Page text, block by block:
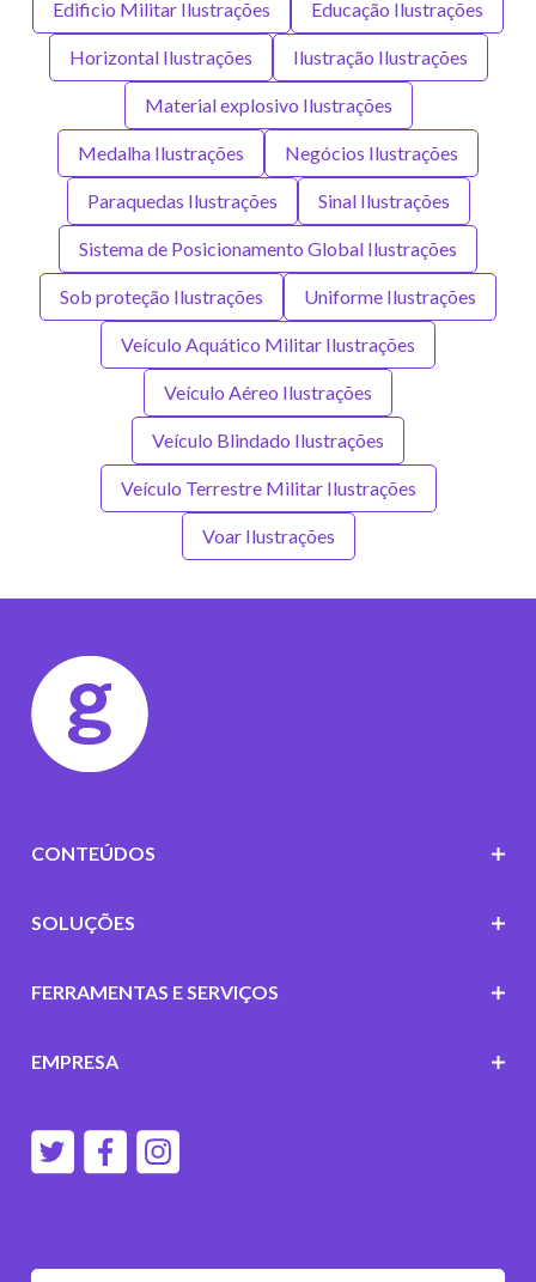
Edificio Militar Ilustrações Educação Ilustrações
Horizontal Ilustrações Ilustração Ilustrações
Material explosivo Ilustrações
Medalha Ilustrações Negócios Ilustrações
Paraquedas Ilustrações Sinal Ilustrações
Sistema de Posicionamento Global Ilustrações
Sob proteção Ilustrações Uniforme Ilustrações
Veículo Aquático Militar Ilustrações
Veículo Aéreo Ilustrações
Veículo Blindado Ilustrações
Veículo Terrestre Militar Ilustrações
Voar Ilustrações
CONTEÚDOS
SOLUÇÕES
FERRAMENTAS E SERVIÇOS
EMPRESA